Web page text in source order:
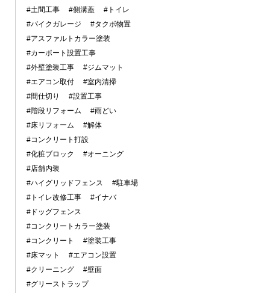
#土間工事
#側溝蓋
#トイレ
#バイクガレージ
#タクボ物置
#アスファルトカラー塗装
#カーポート設置工事
#外壁塗装工事
#ジムマット
#エアコン取付
#室内清掃
#間仕切り
#設置工事
#階段リフォーム
#雨どい
#床リフォーム
#解体
#コンクリート打設
#化粧ブロック
#オーニング
#店舗内装
#ハイグリッドフェンス
#駐車場
#トイレ改修工事
#イナバ
#ドッグフェンス
#コンクリートカラー塗装
#コンクリート
#塗装工事
#床マット
#エアコン設置
#クリーニング
#壁面
#グリーストラップ